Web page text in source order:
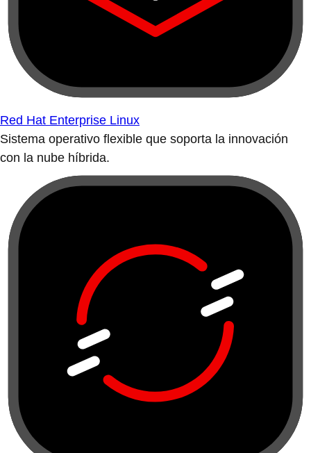
Red Hat Enterprise Linux
Sistema operativo flexible que soporta la innovación
con la nube híbrida.